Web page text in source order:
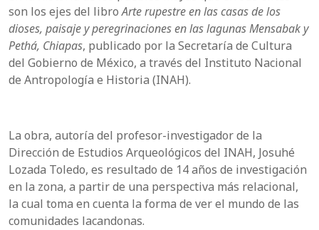
son los ejes del libroArte rupestre en las casas de los
dioses, paisaje y peregrinaciones en las lagunas Mensabak y
Pethá, Chiapas, publicado por la Secretaría de Cultura
del Gobierno de México, a través del Instituto Nacional
de Antropología e Historia (INAH).
La obra, autoría del profesor-investigador de la
Dirección de Estudios Arqueológicos del INAH, Josuhé
Lozada Toledo, es resultado de 14 años de investigación
en la zona, a partir de una perspectiva más relacional,
la cual toma en cuenta la forma de ver el mundo de las
comunidades lacandonas.